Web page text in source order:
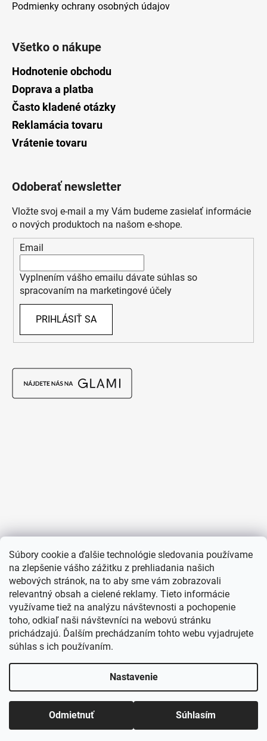
Súbory cookie a ďalšie technológie sledovania používame
na zlepšenie vášho zážitku z prehliadania našich
webových stránok, na to aby sme vám zobrazovali
relevantný obsah a cielené reklamy. Tieto informácie
využívame tiež na analýzu návštevnosti a pochopenie
toho, odkiaľ naši návštevníci na webovú stránku
prichádzajú. Ďalším prechádzaním tohto webu vyjadrujete
súhlas s ich používaním.
Nastavenie
Odmietnuť Súhlasím
Podmienky ochrany osobných údajov
Všetko o nákupe
Hodnotenie obchodu
Doprava a platba
Často kladené otázky
Reklamácia tovaru
Vrátenie tovaru
Odoberať newsletter
Vložte svoj e-mail a my Vám budeme zasielať informácie
o nových produktoch na našom e-shope.
Email
Vyplnením vášho emailu dávate súhlas so
spracovaním na marketingové účely
PRIHLÁSIŤ SA
Copyright 2026TENTATION.SK. Všetky práva vyhradené.